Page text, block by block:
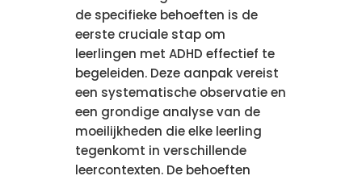
de specifieke behoeften is de
eerste cruciale stap om
leerlingen met ADHD effectief te
begeleiden. Deze aanpak vereist
een systematische observatie en
een grondige analyse van de
moeilijkheden die elke leerling
tegenkomt in verschillende
leercontexten. De behoeften